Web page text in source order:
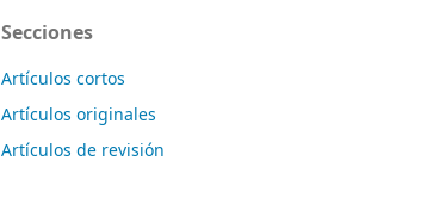
Secciones
Artículos cortos
Artículos originales
Artículos de revisión